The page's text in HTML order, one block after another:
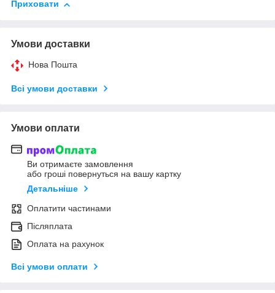
Приховати
Умови доставки
Нова Пошта
Всі умови доставки
Умови оплати
Ви отримаєте замовлення
або гроші повернуться на вашу картку
Детальніше
Оплатити частинами
Післяплата
Оплата на рахунок
Всі умови оплати